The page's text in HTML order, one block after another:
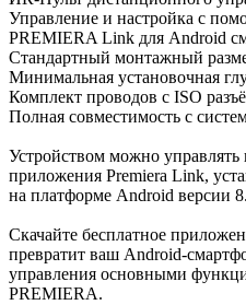
Управление и настройка с
PREMIERA Link для Android
Стандартный монтажный
Минимальная установочная
Комплект проводов с ISO
Полная совместимость с
Устройством можно
приложения Premiera Link,
на платформе Android версии
Скачайте бесплатное
превратит ваш Android-
управления основными
PREMIERA.